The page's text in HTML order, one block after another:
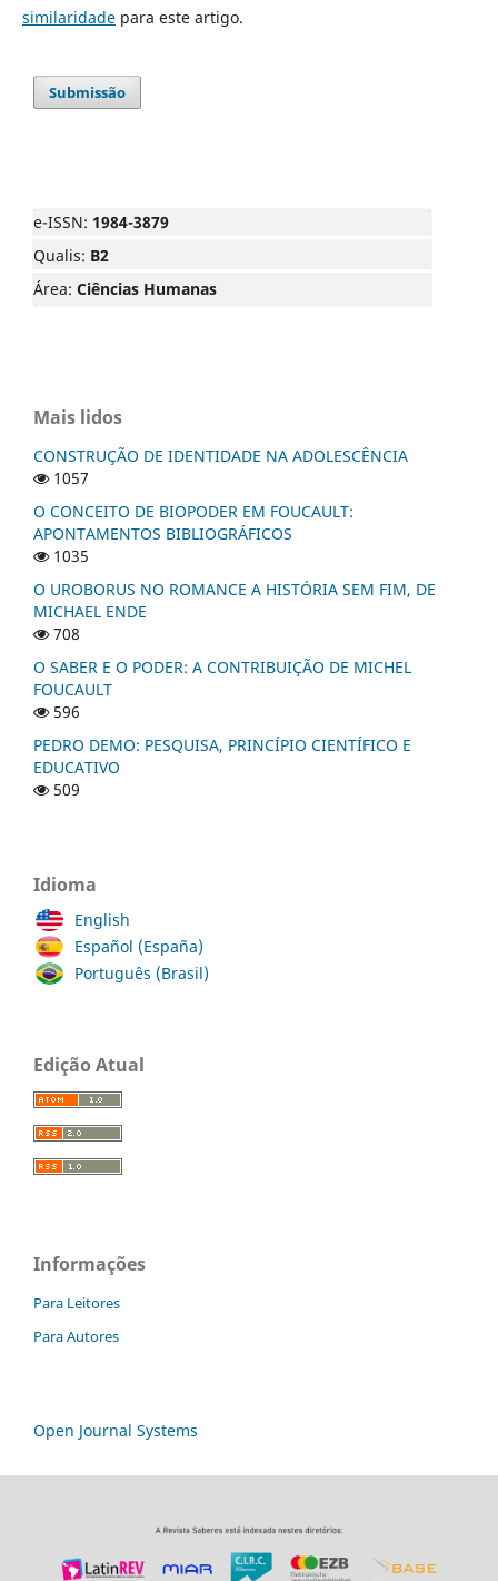
similaridadepara este artigo.
Submissão
e-ISSN: 1984-3879
Qualis: B2
Área: Ciências Humanas
Mais lidos
CONSTRUÇÃO DE IDENTIDADE NA ADOLESCÊNCIA
1057
O CONCEITO DE BIOPODER EM FOUCAULT:
APONTAMENTOS BIBLIOGRÁFICOS
1035
O UROBORUS NO ROMANCE A HISTÓRIA SEM FIM, DE
MICHAEL ENDE
708
O SABER E O PODER: A CONTRIBUIÇÃO DE MICHEL
FOUCAULT
596
PEDRO DEMO: PESQUISA, PRINCÍPIO CIENTÍFICO E
EDUCATIVO
509
Idioma
English
Español (España)
Português (Brasil)
Edição Atual
Informações
Para Leitores
Para Autores
Open Journal Systems